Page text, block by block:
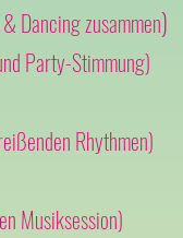
Dancing zusammen)
Party-Stimmung)
Rhythmen)
Musiksession)